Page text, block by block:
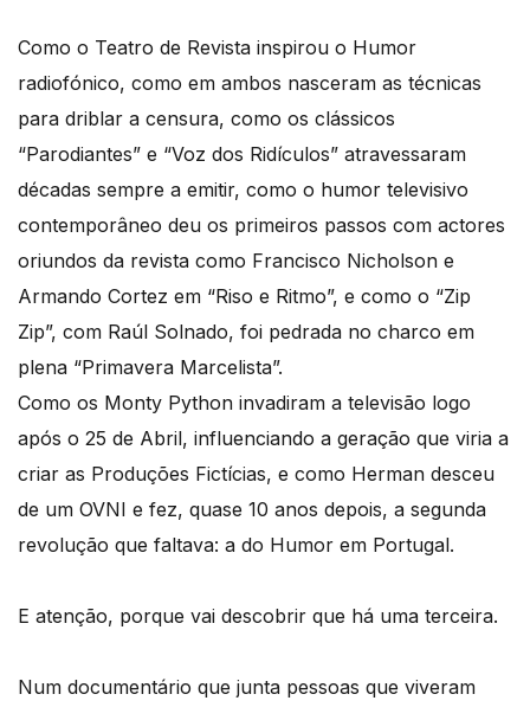
Como o Teatro de Revista inspirou o Humor
radiofónico, como em ambos nasceram as técnicas
para driblar a censura, como os clássicos
“Parodiantes” e “Voz dos Ridículos” atravessaram
décadas sempre a emitir, como o humor televisivo
contemporâneo deu os primeiros passos com actores
oriundos da revista como Francisco Nicholson e
Armando Cortez em “Riso e Ritmo”, e como o “Zip
Zip”, com Raúl Solnado, foi pedrada no charco em
plena “Primavera Marcelista”.
Como os Monty Python invadiram a televisão logo
após o 25 de Abril, influenciando a geração que viria a
criar as Produções Fictícias, e como Herman desceu
de um OVNI e fez, quase 10 anos depois, a segunda
revolução que faltava: a do Humor em Portugal.
E atenção, porque vai descobrir que há uma terceira.
Num documentário que junta pessoas que viveram